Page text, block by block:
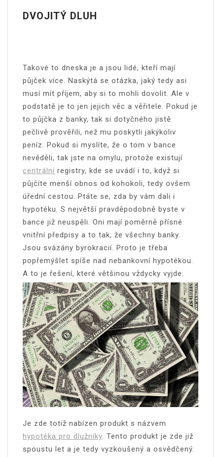
DVOJITÝ DLUH
Takové to dneska je a jsou lidé, kteří mají
půjček více. Naskýtá se otázka, jaký tedy asi
musí mít příjem, aby si to mohli dovolit. Ale v
podstatě je to jen jejich věc a věřitele. Pokud je
to půjčka z banky, tak si dotyčného jistě
pečlivě prověřili, než mu poskytli jakýkoliv
peníz. Pokud si myslíte, že o tom v bance
nevěděli, tak jste na omylu, protože existují
centrální registry, kde se uvádí i to, když si
půjčíte menší obnos od kohokoli, tedy ovšem
úřední cestou. Ptáte se, zda by vám dali i
hypotéku. S největší pravděpodobně byste v
bance již neuspěli. Oni mají poměrně přísné
vnitřní předpisy a to tak, že všechny banky.
Jsou svázány byrokracií. Proto je třeba
popřemýšlet spíše nad nebankovní hypotékou.
A to je řešení, které většinou vždycky vyjde.
Je zde totiž nabízen produkt s názvem
hypotéka pro dlužníky. Tento produkt je zde již
spoustu let a je tedy vyzkoušený a osvědčený.